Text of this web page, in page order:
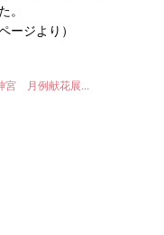
。
ージより）
宮 月例献花展...